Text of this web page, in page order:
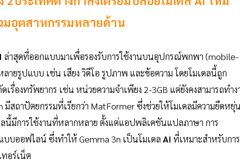
อุตสาหกรรมหลายด้าน
ล่าสุดที่ออกแบบมาเพื่อรองรับการใช้งานบนอุปกรณ์พกพา (mobile-
ายรูปแบบ เช่น เสียง วิดีโอ รูปภาพ และข้อความ โดยโมเดลนี้ถูก
องทรัพยากร เช่น หน่วยความจำเพียง 2-3GB แต่ยังคงสามารถทำ
สถาปัตยกรรมที่เรียกว่า MatFormer ซึ่งช่วยให้โมเดลมีความยืดหยุ่
ลนี้มีการใช้งานที่หลากหลาย ตั้งแต่แอปพลิเคชันแปลภาษา การ
บบออฟไลน์ ซึ่งทำให้ Gemma 3n เป็นโมเดล AI ที่เหมาะสำหรับการ
อร์เน็ต